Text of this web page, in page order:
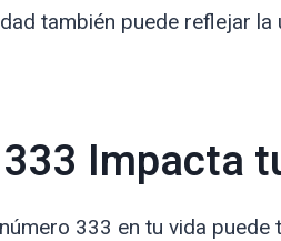
también puede reflejar
Impacta
333 en tu vida